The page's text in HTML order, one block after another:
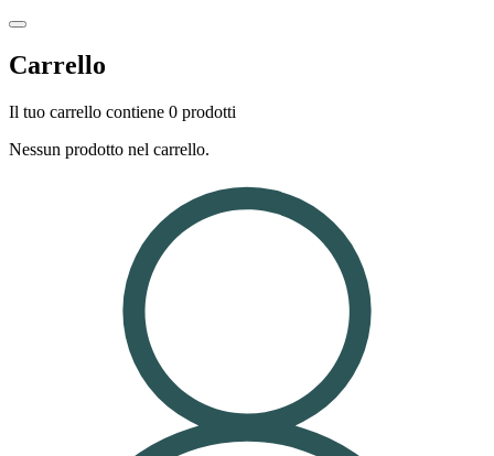
Carrello
Il tuo carrello contiene 0 prodotti
Nessun prodotto nel carrello.